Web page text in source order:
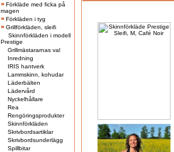
Förkläde med ficka på
magen
Förkläden i tyg
Grillförkläden, sleifi
Skinnförkläden i modell
Prestige
Grillmästararnas val
Inredning
IRIS hantverk
Lammskinn, kohudar
Läderbälten
Lädervård
Nyckelhållare
Rea
Rengöringsprodukter
Skinnförkläden
Skrivbordsartiklar
Skrivbordsunderlägg
Spillbitar